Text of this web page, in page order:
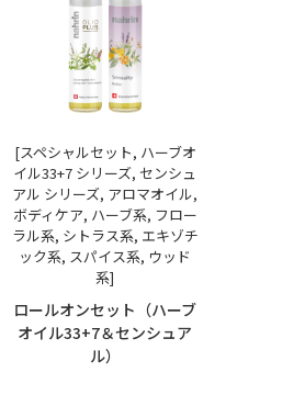
[スペシャルセット, ハーブオ
イル33+7 シリーズ, センシュ
アル シリーズ, アロマオイル,
ボディケア, ハーブ系, フロー
ラル系, シトラス系, エキゾチ
ック系, スパイス系, ウッド
系]
ロールオンセット（ハーブ
オイル33+7＆センシュア
ル）